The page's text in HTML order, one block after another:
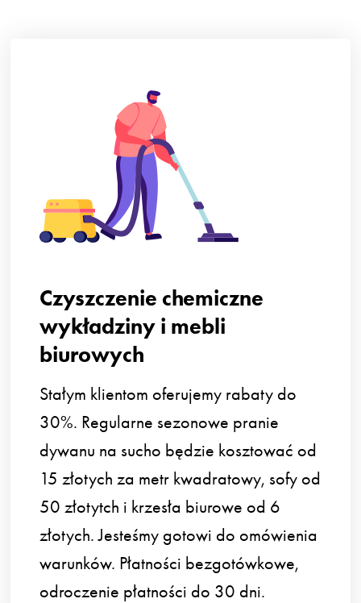
Czyszczenie chemiczne
wykładziny i mebli
biurowych
Stałym klientom oferujemy rabaty do
30%. Regularne sezonowe pranie
dywanu na sucho będzie kosztować od
15 złotych za metr kwadratowy, sofy od
50 złotytch i krzesła biurowe od 6
złotych. Jesteśmy gotowi do omówienia
warunków. Płatności bezgotówkowe,
odroczenie płatności do 30 dni.